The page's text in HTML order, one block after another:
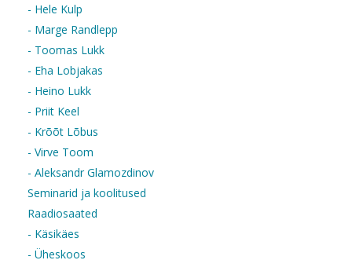
- Hele Kulp
- Marge Randlepp
- Toomas Lukk
- Eha Lobjakas
- Heino Lukk
- Priit Keel
- Krõõt Lõbus
- Virve Toom
- Aleksandr Glamozdinov
Seminarid ja koolitused
Raadiosaated
- Käsikäes
- Üheskoos